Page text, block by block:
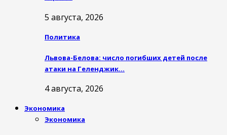
5 августа, 2026
Политика
Львова-Белова: число погибших детей после
атаки на Геленджик…
4 августа, 2026
Экономика
Экономика